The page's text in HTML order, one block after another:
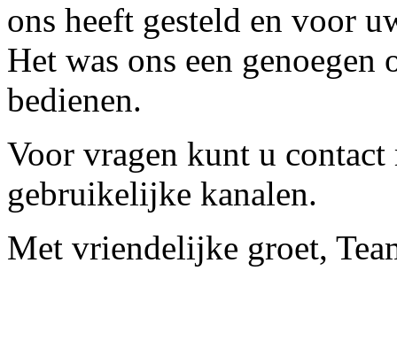
ons heeft gesteld en voor
Het was ons een
bedienen.
Voor vragen kunt u contact
gebruikelijke kanalen.
Met vriendelijke groet,